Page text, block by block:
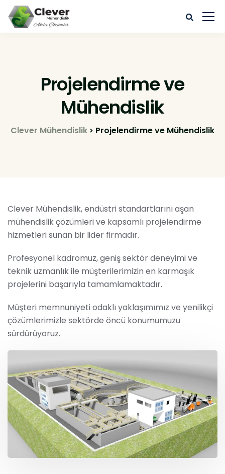
Projelendirme ve
Mühendislik
Clever Mühendislik Projelendirme ve Mühendislik
Clever Mühendislik, endüstri standartlarını aşan
mühendislik çözümleri ve kapsamlı projelendirme
hizmetleri sunan bir lider firmadır.
Profesyonel kadromuz, geniş sektör deneyimi ve
teknik uzmanlık ile müşterilerimizin en karmaşık
projelerini başarıyla tamamlamaktadır.
Müşteri memnuniyeti odaklı yaklaşımımız ve yenilikçi
çözümlerimizle sektörde öncü konumumuzu
sürdürüyoruz.